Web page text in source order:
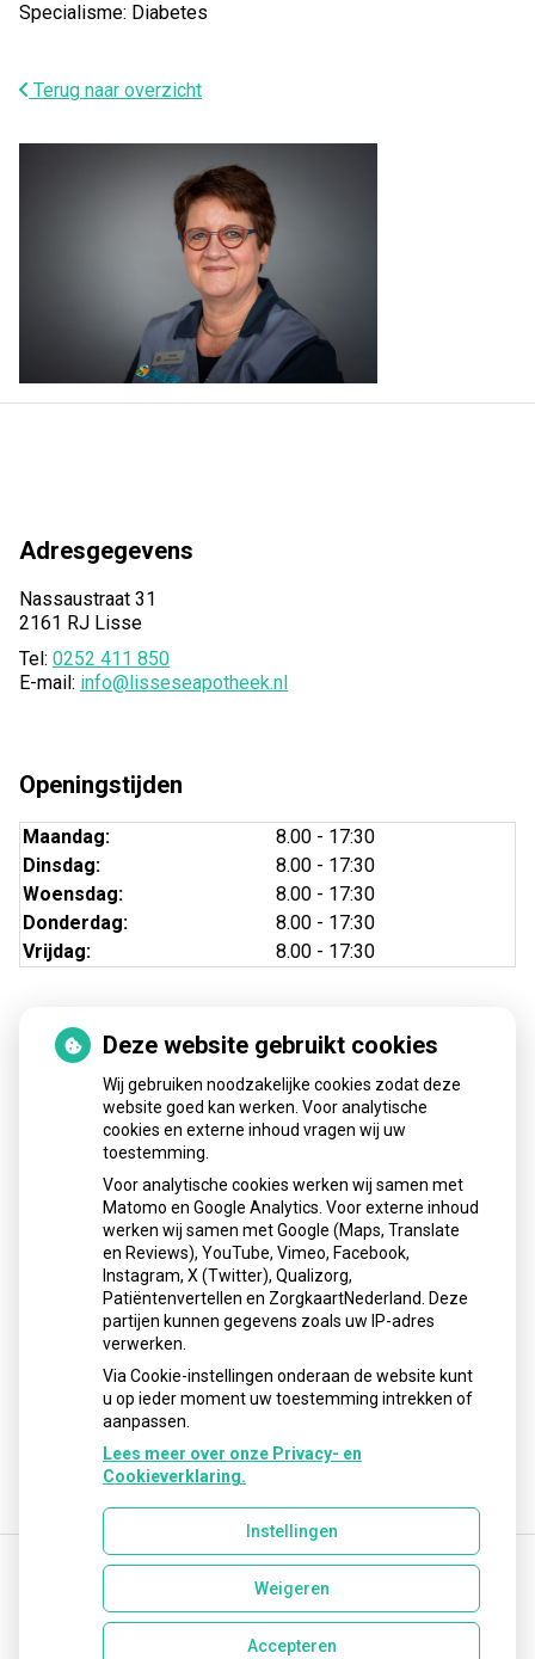
Specialisme: Diabetes
Terug naar overzicht
Adresgegevens
Nassaustraat 31
2161 RJ Lisse
Tel: 0252 411 850
E-mail: info@lisseseapotheek.nl
Openingstijden
Maandag:
8.00 - 17:30
Dinsdag:
8.00 - 17:30
Woensdag:
8.00 - 17:30
Donderdag:
8.00 - 17:30
Vrijdag:
8.00 - 17:30
Nieuws
Sinds huisartsen afslankmedicijnen mogen voorschrijven,
neemt gebruik toe
Schurft sinds corona geen vergeten ziekte meer: aantal
uitbraken fors gestegen
Stoppen met afslankmedicijnen betekent zonder
leefstijlaanpassingen weer gewichtstoename
Kookadvies drinkwater in provincie Utrecht vanwege
besmetting
Terugroepactie babyvoeding Nestlé: bacterie kan baby’s
ziek maken
Uw Zorg Online |Beheer
info@lisseseapotheek.nl
Deze website gebruikt cookies
Wij gebruiken noodzakelijke cookies zodat deze
website goed kan werken. Voor analytische
cookies en externe inhoud vragen wij uw
toestemming.
Voor analytische cookies werken wij samen met
Matomo en Google Analytics. Voor externe inhoud
werken wij samen met Google (Maps, Translate
en Reviews), YouTube, Vimeo, Facebook,
Instagram, X (Twitter), Qualizorg,
Patiëntenvertellen en ZorgkaartNederland. Deze
partijen kunnen gegevens zoals uw IP-adres
verwerken.
Via Cookie-instellingen onderaan de website kunt
u op ieder moment uw toestemming intrekken of
aanpassen.
Lees meer over onze Privacy- en
Cookieverklaring.
Instellingen
Weigeren
Accepteren